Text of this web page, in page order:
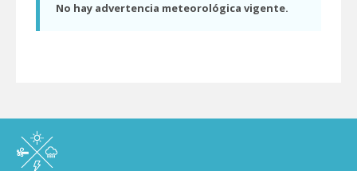
No hay advertencia meteorológica vigente.